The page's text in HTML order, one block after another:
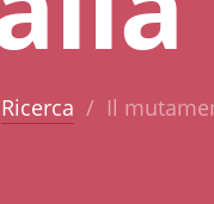
Ricerca Il